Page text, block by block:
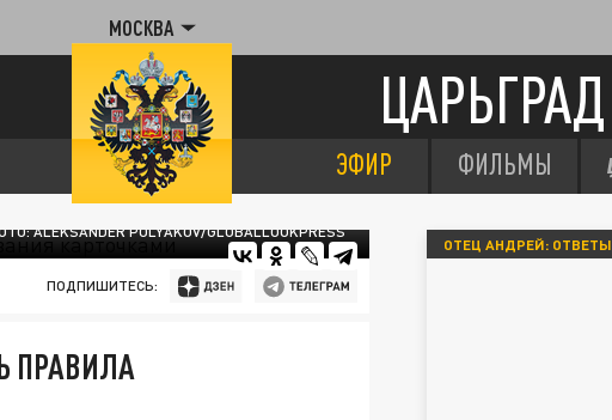
МОСКВА
ЦАРЬГРАД
ЭФИР ФИЛЬМЫ
ALEKSANDER POLYAKOV/GLOBALLOOKPRESS
ПОДПИШИТЕСЬ:
ПРАВИЛА
ОТЕЦ АНДРЕЙ: ОТВЕТЫ